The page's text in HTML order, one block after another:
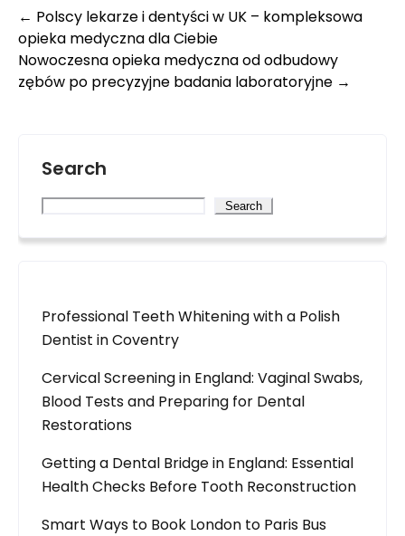
Post
navigation
← Polscy lekarze i dentyści w UK – kompleksowa
opieka medyczna dla Ciebie
Nowoczesna opieka medyczna od odbudowy
zębów po precyzyjne badania laboratoryjne →
Search
Search
Professional Teeth Whitening with a Polish
Dentist in Coventry
Cervical Screening in England: Vaginal Swabs,
Blood Tests and Preparing for Dental
Restorations
Getting a Dental Bridge in England: Essential
Health Checks Before Tooth Reconstruction
Smart Ways to Book London to Paris Bus